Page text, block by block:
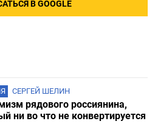
В GOOGLE
СЕРГЕЙ ШЕЛИН
рядового россиянина,
ни во что не конвертируется